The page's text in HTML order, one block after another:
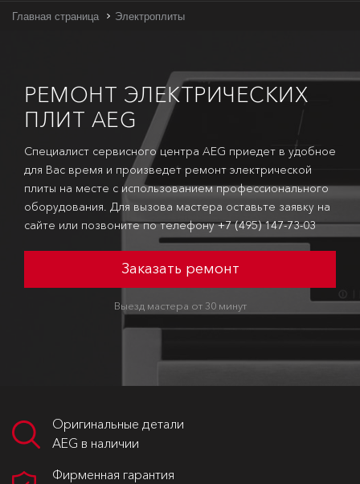
Главная страница Электроплиты
РЕМОНТ ЭЛЕКТРИЧЕСКИХ
ПЛИТ AEG
Специалист сервисного центра AEG приедет в удобное
для Вас время и произведет ремонт электрической
плиты на месте с использованием профессионального
оборудования. Для вызова мастера оставьте заявку на
сайте или позвоните по телефону+7 (495) 147-73-03
Заказать ремонт
Выезд мастера от 30 минут
Оригинальные детали
AEG в наличии
Фирменная гарантия